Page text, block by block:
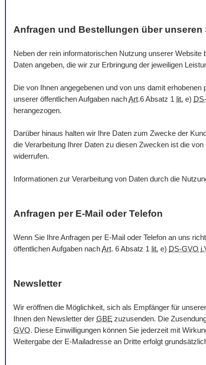
Anfragen und Bestellungen über unseren
Neben der rein informatorischen Nutzung unserer Website
Daten angeben, die wir zur Erbringung der jeweiligen
Die von Ihnen angegebenen und von uns damit
unserer öffentlichen Aufgaben nachArt.6 Absatz 1 lit. e)
herangezogen.
Darüber hinaus halten wir Ihre Daten zum Zwecke der
die Verarbeitung Ihrer Daten zu diesen Zwecken ist die
widerrufen.
Informationen zur Verarbeitung von Daten durch die
Anfragen per E-Mail oder Telefon
Wenn Sie Ihre Anfragen per E-Mail oder Telefon an uns
öffentlichen Aufgaben nachArt. 6 Absatz 1 lit. e) DS-GVO
Newsletter
Wir eröffnen die Möglichkeit, sich als Empfänger für
Ihnen den Newsletter der GBE zuzusenden. Die
GVO. Diese Einwilligungen können Sie jederzeit mit
Weitergabe der E-Mailadresse an Dritte erfolgt